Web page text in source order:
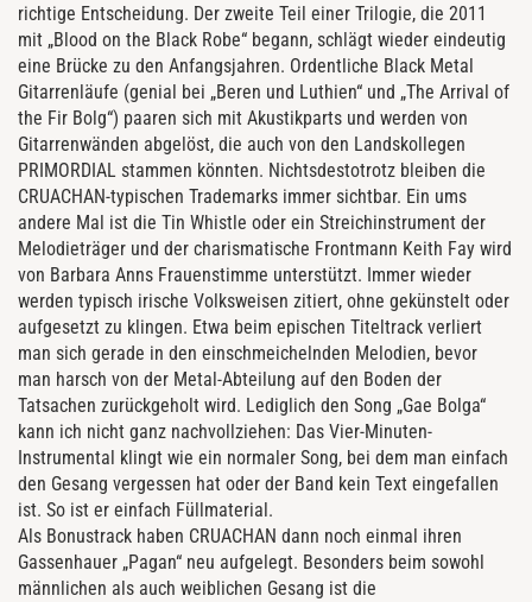
richtige Entscheidung. Der zweite Teil einer Trilogie, die 2011
mit „Blood on the Black Robe“ begann, schlägt wieder eindeutig
eine Brücke zu den Anfangsjahren. Ordentliche Black Metal
Gitarrenläufe (genial bei „Beren und Luthien“ und „The Arrival of
the Fir Bolg“) paaren sich mit Akustikparts und werden von
Gitarrenwänden abgelöst, die auch von den Landskollegen
PRIMORDIAL stammen könnten. Nichtsdestotrotz bleiben die
CRUACHAN-typischen Trademarks immer sichtbar. Ein ums
andere Mal ist die Tin Whistle oder ein Streichinstrument der
Melodieträger und der charismatische Frontmann Keith Fay wird
von Barbara Anns Frauenstimme unterstützt. Immer wieder
werden typisch irische Volksweisen zitiert, ohne gekünstelt oder
aufgesetzt zu klingen. Etwa beim epischen Titeltrack verliert
man sich gerade in den einschmeichelnden Melodien, bevor
man harsch von der Metal-Abteilung auf den Boden der
Tatsachen zurückgeholt wird. Lediglich den Song „Gae Bolga“
kann ich nicht ganz nachvollziehen: Das Vier-Minuten-
Instrumental klingt wie ein normaler Song, bei dem man einfach
den Gesang vergessen hat oder der Band kein Text eingefallen
ist. So ist er einfach Füllmaterial.
Als Bonustrack haben CRUACHAN dann noch einmal ihren
Gassenhauer „Pagan“ neu aufgelegt. Besonders beim sowohl
männlichen als auch weiblichen Gesang ist die